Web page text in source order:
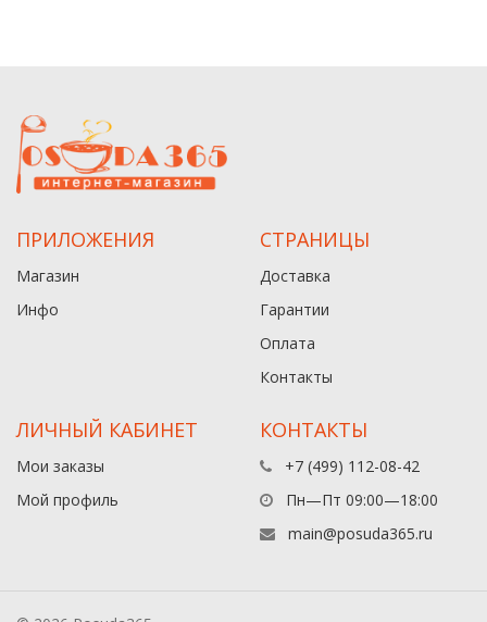
ПРИЛОЖЕНИЯ
Магазин
Инфо
СТРАНИЦЫ
Доставка
Гарантии
Оплата
Контакты
ЛИЧНЫЙ КАБИНЕТ
Мои заказы
Мой профиль
КОНТАКТЫ
+7 (499) 112-08-42
Пн—Пт 09:00—18:00
main@posuda365.ru